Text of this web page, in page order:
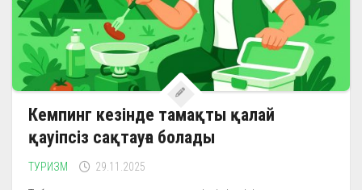
Кемпинг кезінде тамақты қалай
қауіпсіз сақтауға болады
ТУРИЗМ 29.11.2025